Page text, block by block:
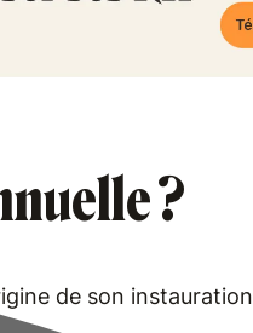
?
de son